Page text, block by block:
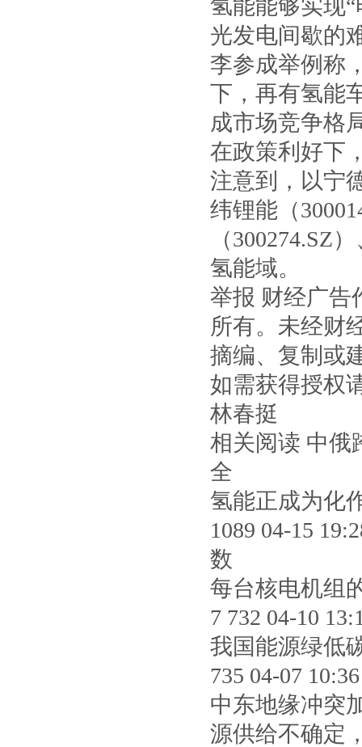
氢能能够实现
光发电间歇的
李参成举例称
下，再有氢能
成市场竞争格
在政策利好下
注意到，以宁
纬锂能（
（300274.SZ
氢能域。
举报 财经广告
所有。未经财
摘编、复制或
如需获得授权
林春挺
相关阅读 中俄
全
氢能正成为化
1089 04-15
数
每台核电机组
7 732 04-10
我国能源绿低
735 04-07
中东地缘冲突
源供给不确定